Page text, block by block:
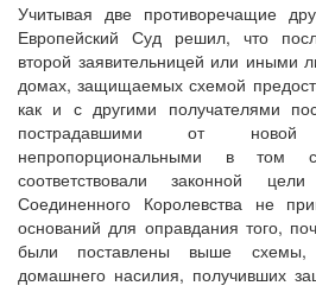
Учитывая две противоречащие
Европейский Суд решил, что
второй заявительницей или
домах, защищаемых схемой
как и с другими получателями
пострадавшими от
непропорциональными в
соответствовали законной
Соединенного Королевства не
оснований для оправдания того,
были поставлены выше схемы,
домашнего насилия, получивших